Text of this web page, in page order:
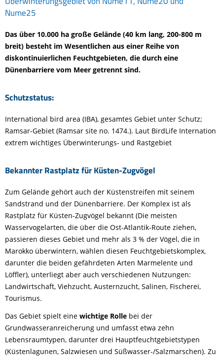
Nume25
Das über 10.000 ha große Gelände (40 km lang, 200-800 m
breit) besteht im Wesentlichen aus einer Reihe von
diskontinuierlichen Feuchtgebieten, die durch eine
Dünenbarriere vom Meer getrennt sind.
Schutzstatus:
International bird area (IBA), gesamtes Gebiet unter Schutz;
Ramsar-Gebiet (Ramsar site no. 1474.). Laut BirdLife Internation
extrem wichtiges Überwinterungs- und Rastgebiet
Bekannter Rastplatz für Küsten-Zugvögel
Zum Gelände gehört auch der Küstenstreifen mit seinem
Sandstrand und der Dünenbarriere. Der Komplex ist als
Rastplatz für Küsten-Zugvögel bekannt (Die meisten
Wasservogelarten, die über die Ost-Atlantik-Route ziehen,
passieren dieses Gebiet und mehr als 3 % der Vögel, die in
Marokko überwintern, wählen diesen Feuchtgebietskomplex,
darunter die beiden gefährdeten Arten Marmelente und
Löffler), unterliegt aber auch verschiedenen Nutzungen:
Landwirtschaft, Viehzucht, Austernzucht, Salinen, Fischerei,
Tourismus.
Das Gebiet spielt eine wichtige Rolle bei der
Grundwasseranreicherung und umfasst etwa zehn
Lebensraumtypen, darunter drei Hauptfeuchtgebietstypen
(Küstenlagunen, Salzwiesen und Süßwasser-/Salzmarschen). Zu